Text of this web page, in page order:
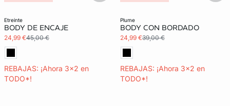
etreinte
BODY DE ENCAJE
24,99 €45,00 €
REBAJAS: ¡Ahora 3x2 en
TODO*!
plume
BODY CON BORDADO
24,99 €39,00 €
REBAJAS: ¡Ahora 3x2 en
TODO*!